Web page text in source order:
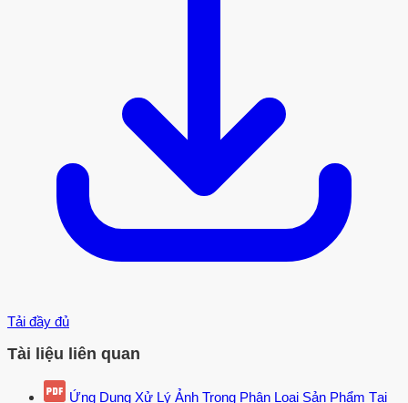
Tải đầy đủ
Tài liệu liên quan
Ứng Dụng Xử Lý Ảnh Trong Phân Loại Sản Phẩm Tại